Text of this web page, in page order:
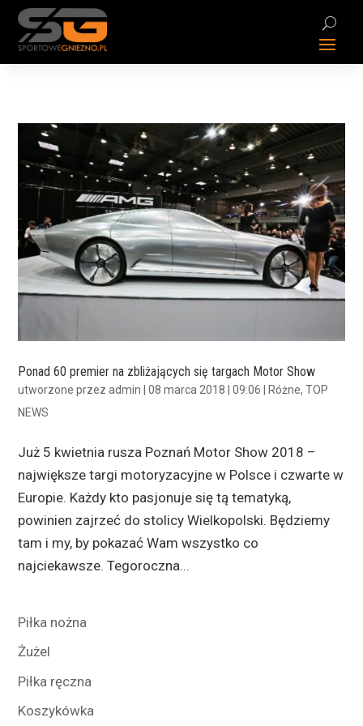
Ponad 60 premier na zbliżających się targach Motor Show
utworzone przezadmin |08 marca 2018 | 09:06 Różne,TOP
NEWS
Już 5 kwietnia rusza Poznań Motor Show 2018 –
największe targi motoryzacyjne w Polsce i czwarte w
Europie. Każdy kto pasjonuje się tą tematyką,
powinien zajrzeć do stolicy Wielkopolski. Będziemy
tam i my, by pokazać Wam wszystko co
najciekawsze. Tegoroczna...
Piłka nożna
Żużel
Piłka ręczna
Koszykówka